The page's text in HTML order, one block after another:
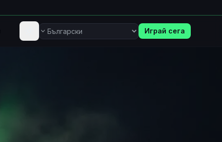
Език
Играй сега